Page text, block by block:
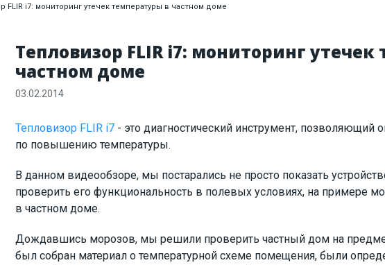
Тепловизор FLIR i7: мониторинг
частном доме
FLIR i7: мониторинг утечек температуры в частном доме
03.02.2014
Тепловизор FLIR i7- это диагностический инструмент, позволяющий
по повышению температуры.
В данном видеообзоре, мы постарались не просто показать
проверить его функциональность в полевых условиях, на примере
в частном доме.
Дождавшись морозов, мы решили проверить частный дом на предмет
был собран материал о температурной схеме помещения, были